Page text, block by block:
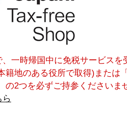
一時帰国中に免税サービスを
籍地のある役所で取得)また
の2つを必ずご持参ください
ら